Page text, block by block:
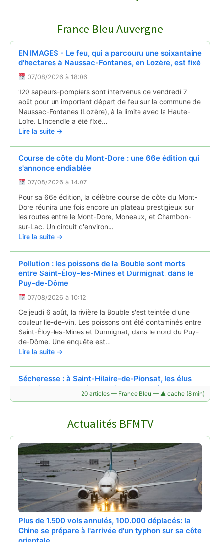
France Bleu Auvergne
EN IMAGES - Le feu, qui a parcouru une soixantaine
d'hectares à Naussac-Fontanes, en Lozère, est fixé
07/08/2026 à 18:06
120 sapeurs-pompiers sont intervenus ce vendredi 7
août pour un important départ de feu sur la commune de
Naussac-Fontanes (Lozère), à la limite avec la Haute-
Loire. L'incendie a été fixé…
Lire la suite →
Course de côte du Mont-Dore : une 66e édition qui
s'annonce endiablée
07/08/2026 à 14:07
Pour sa 66e édition, la célèbre course de côte du Mont-
Dore réunira une fois encore un plateau prestigieux sur
les routes entre le Mont-Dore, Moneaux, et Chambon-
sur-Lac. Un circuit d'environ…
Lire la suite →
Pollution : les poissons de la Bouble sont morts
entre Saint-Éloy-les-Mines et Durmignat, dans le
Puy-de-Dôme
07/08/2026 à 10:12
Ce jeudi 6 août, la rivière la Bouble s'est teintée d'une
couleur lie-de-vin. Les poissons ont été contaminés entre
Saint-Éloy-les-Mines et Durmignat, dans le nord du Puy-
de-Dôme. Une enquête est…
Lire la suite →
Sécheresse : à Saint-Hilaire-de-Pionsat, les élus
surveillent chaque jour le niveau du château d'eau
07/08/2026 à 05:31
À Saint-Hilaire-de-Pionsat, dans les Combrailles (Puy-de-
Dôme), la sécheresse inquiète les habitants. Fin juin, la
commune a connu une première coupure d’eau après
une baisse importante du niveau du château d’eau…
Lire la suite →
20 articles — France Bleu — ▲ cache (8 min)
Actualités BFMTV
Plus de 1.500 vols annulés, 100.000 déplacés: la
Chine se prépare à l'arrivée d'un typhon sur sa côte